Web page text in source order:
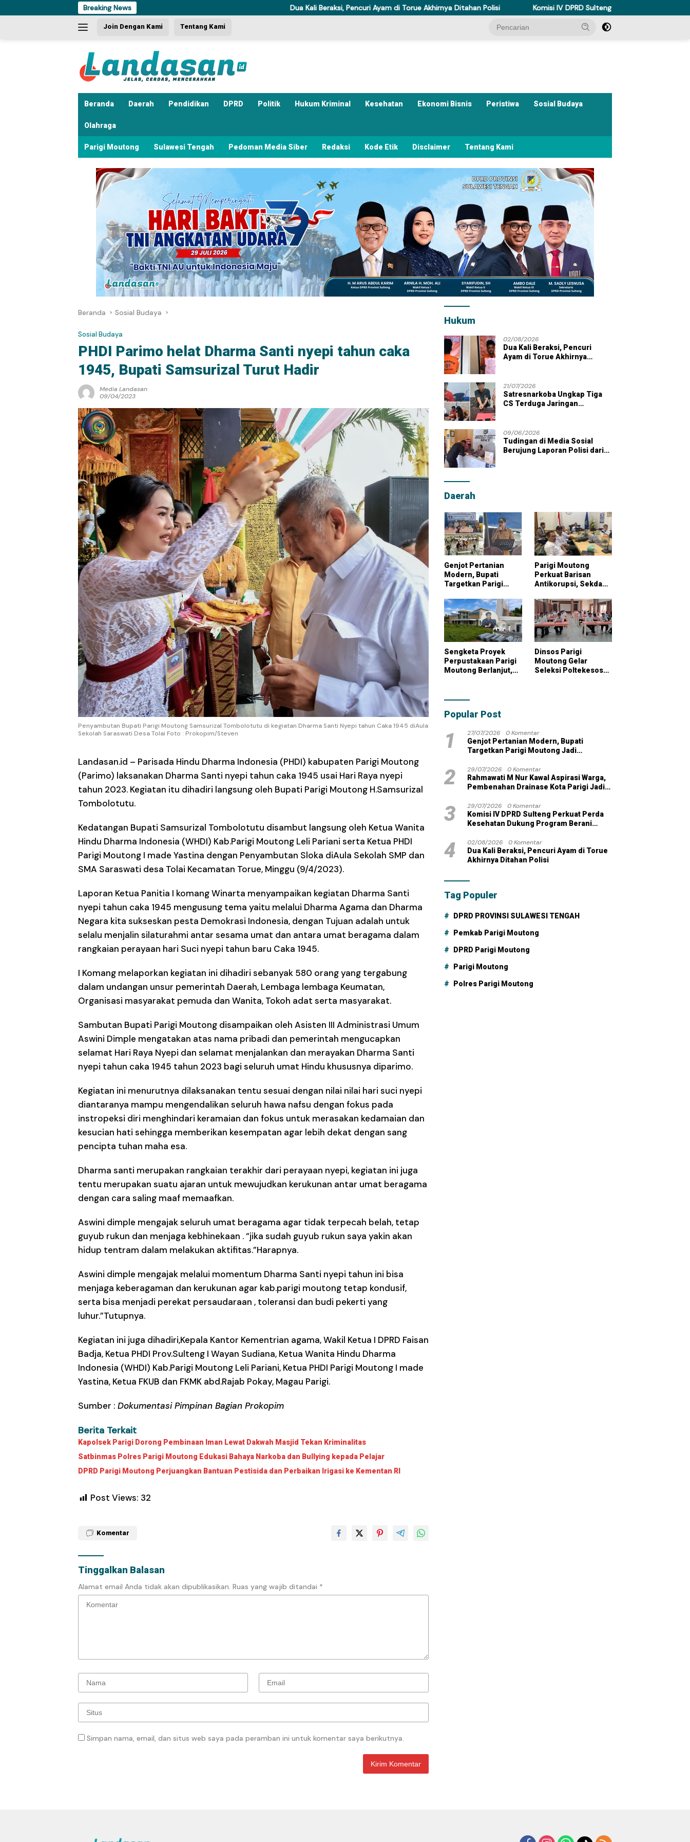
ke
Breaking News Dua Kali Beraksi, Pencuri Ayam di Torue Akhirnya Ditahan Polisi Komisi IV DPRD Sulteng Perkuat Perda Kesehatan Dukung
Join Dengan Kami Tentang Kami
Beranda Daerah Pendidikan DPRD Politik Hukum Kriminal Kesehatan Ekonomi Bisnis Peristiwa Sosial Budaya
Olahraga
Parigi Moutong Sulawesi Tengah Pedoman Media Siber Redaksi Kode Etik Disclaimer Tentang Kami
Beranda Sosial Budaya
Sosial Budaya
PHDI Parimo helat Dharma Santi nyepi tahun caka
1945, Bupati Samsurizal Turut Hadir
Media Landasan
09/04/2023
Penyambutan Bupati Parigi Moutong Samsurizal Tombolotutu di kegiatan Dharma Santi Nyepi tahun Caka 1945 diAula
Sekolah Saraswati Desa Tolai Foto : Prokopim/Steven
Landasan.id – Parisada Hindu Dharma Indonesia (PHDI) kabupaten Parigi Moutong
(Parimo) laksanakan Dharma Santi nyepi tahun caka 1945 usai Hari Raya nyepi
tahun 2023. Kegiatan itu dihadiri langsung oleh Bupati Parigi Moutong H.Samsurizal
Tombolotutu.
Kedatangan Bupati Samsurizal Tombolotutu disambut langsung oleh Ketua Wanita
Hindu Dharma Indonesia (WHDI) Kab.Parigi Moutong Leli Pariani serta Ketua PHDI
Parigi Moutong I made Yastina dengan Penyambutan Sloka diAula Sekolah SMP dan
SMA Saraswati desa Tolai Kecamatan Torue, Minggu (9/4/2023).
Laporan Ketua Panitia I komang Winarta menyampaikan kegiatan Dharma Santi
nyepi tahun caka 1945 mengusung tema yaitu melalui Dharma Agama dan Dharma
Negara kita sukseskan pesta Demokrasi Indonesia, dengan Tujuan adalah untuk
selalu menjalin silaturahmi antar sesama umat dan antara umat beragama dalam
rangkaian perayaan hari Suci nyepi tahun baru Caka 1945.
I Komang melaporkan kegiatan ini dihadiri sebanyak 580 orang yang tergabung
dalam undangan unsur pemerintah Daerah, Lembaga lembaga Keumatan,
Organisasi masyarakat pemuda dan Wanita, Tokoh adat serta masyarakat.
Sambutan Bupati Parigi Moutong disampaikan oleh Asisten III Administrasi Umum
Aswini Dimple mengatakan atas nama pribadi dan pemerintah mengucapkan
selamat Hari Raya Nyepi dan selamat menjalankan dan merayakan Dharma Santi
nyepi tahun caka 1945 tahun 2023 bagi seluruh umat Hindu khususnya diparimo.
Kegiatan ini menurutnya dilaksanakan tentu sesuai dengan nilai nilai hari suci nyepi
diantaranya mampu mengendalikan seluruh hawa nafsu dengan fokus pada
instropeksi diri menghindari keramaian dan fokus untuk merasakan kedamaian dan
kesucian hati sehingga memberikan kesempatan agar lebih dekat dengan sang
pencipta tuhan maha esa.
Dharma santi merupakan rangkaian terakhir dari perayaan nyepi, kegiatan ini juga
tentu merupakan suatu ajaran untuk mewujudkan kerukunan antar umat beragama
dengan cara saling maaf memaafkan.
Aswini dimple mengajak seluruh umat beragama agar tidak terpecah belah, tetap
guyub rukun dan menjaga kebhinekaan . “jika sudah guyub rukun saya yakin akan
hidup tentram dalam melakukan aktifitas.”Harapnya.
Aswini dimple mengajak melalui momentum Dharma Santi nyepi tahun ini bisa
menjaga keberagaman dan kerukunan agar kab.parigi moutong tetap kondusif,
serta bisa menjadi perekat persaudaraan , toleransi dan budi pekerti yang
luhur.”Tutupnya.
Kegiatan ini juga dihadiri,Kepala Kantor Kementrian agama, Wakil Ketua I DPRD Faisan
Badja, Ketua PHDI Prov.Sulteng I Wayan Sudiana, Ketua Wanita Hindu Dharma
Indonesia (WHDI) Kab.Parigi Moutong Leli Pariani, Ketua PHDI Parigi Moutong I made
Yastina, Ketua FKUB dan FKMK abd.Rajab Pokay, Magau Parigi.
Sumber : Dokumentasi Pimpinan Bagian Prokopim
Berita Terkait
Kapolsek Parigi Dorong Pembinaan Iman Lewat Dakwah Masjid Tekan Kriminalitas
Satbinmas Polres Parigi Moutong Edukasi Bahaya Narkoba dan Bullying kepada Pelajar
DPRD Parigi Moutong Perjuangkan Bantuan Pestisida dan Perbaikan Irigasi ke Kementan RI
Post Views: 32
Komentar
Tinggalkan Balasan
Alamat email Anda tidak akan dipublikasikan. Ruas yang wajib ditandai *
Simpan nama, email, dan situs web saya pada peramban ini untuk komentar saya berikutnya.
Hukum
02/08/2026
Dua Kali Beraksi, Pencuri
Ayam di Torue Akhirnya
21/07/2026
Satresnarkoba Ungkap Tiga
CS Terduga Jaringan
09/06/2026
Tudingan di Media Sosial
Berujung Laporan Polisi dari
Daerah
Genjot Pertanian
Modern, Bupati
Targetkan Parigi
Lumbung Pangan
Nasional
Parigi Moutong
Perkuat Barisan
Antikorupsi, Sekda
Bersama KPK
Sengketa Proyek
Perpustakaan Parigi
Moutong Berlanjut,
Tambahan dengan
Dinsos Parigi
Moutong Gelar
Seleksi Poltekesos
Popular Post
1 27/07/2026
0 Komentar
Genjot Pertanian Modern, Bupati
Targetkan Parigi Moutong Jadi
2 29/07/2026
0 Komentar
Rahmawati M Nur Kawal Aspirasi Warga,
Pembenahan Drainase Kota Parigi Jadi
3 29/07/2026
0 Komentar
Komisi IV DPRD Sulteng Perkuat Perda
Kesehatan Dukung Program Berani
4 02/08/2026
0 Komentar
Dua Kali Beraksi, Pencuri Ayam di Torue
Akhirnya Ditahan Polisi
Tag Populer
DPRD PROVINSI SULAWESI TENGAH
Pemkab Parigi Moutong
DPRD Parigi Moutong
Parigi Moutong
Polres Parigi Moutong